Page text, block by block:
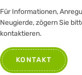
Für Informationen,
Neugierde, zögern Sie
kontaktieren.
KONTAKT